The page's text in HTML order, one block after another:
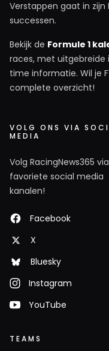
Verstappen gaat in zijn
successen.
Bekijk de Formule 1
races, met
time informatie. Wil je
complete overzicht!
VOLG ONS VIA
MEDIA
Volg RacingNews365
favoriete social media
kanalen!
Facebook
X
Bluesky
Instagram
YouTube
TEAMS